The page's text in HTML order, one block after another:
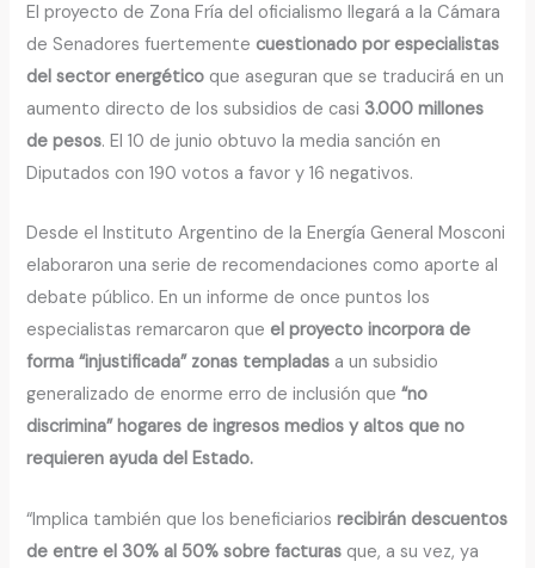
El proyecto de Zona Fría del oficialismo llegará a la Cámara
de Senadores fuertementecuestionado por especialistas
del sector energético que aseguran que se traducirá en un
aumento directo de los subsidios de casi 3.000 millones
de pesos. El 10 de junio obtuvo la media sanción en
Diputados con 190 votos a favor y 16 negativos.
Desde el Instituto Argentino de la Energía General Mosconi
elaboraron una serie de recomendaciones como aporte al
debate público. En un informe de once puntos los
especialistas remarcaron queel proyecto incorpora de
forma “injustificada” zonas templadas a un subsidio
generalizado de enorme erro de inclusión que“no
discrimina” hogares de ingresos medios y altos que no
requieren ayuda del Estado.
“Implica también que los beneficiarios recibirán descuentos
de entre el 30% al 50% sobre facturas que, a su vez, ya